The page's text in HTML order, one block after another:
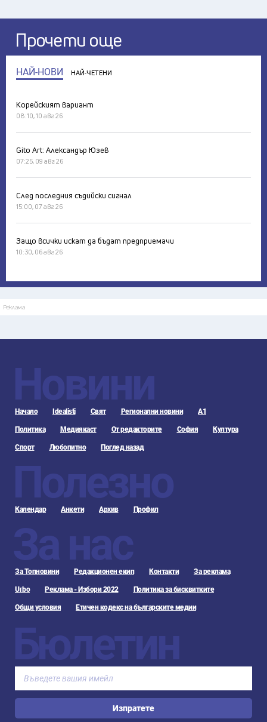
Прочети още
НАЙ-НОВИ НАЙ-ЧЕТЕНИ
Корейският вариант
08:10, 10 авг 26
Gito Art: Александър Юзев
07:25, 09 авг 26
След последния съдийски сигнал
15:00, 07 авг 26
Защо всички искат да бъдат предприемачи
10:30, 06 авг 26
Реклама
Новини
Начало Idealisti Свят Регионални новини А1
Политика Медиякаст От редакторите София Култура
Спорт Любопитно Поглед назад
Полезно
Календар Анкети Архив Профил
За нас
За Топновини Редакционен екип Контакти За реклама
Urbo Реклама - Избори 2022 Политика за бисквитките
Общи условия Етичен кодекс на българските медии
Бюлетин
Изпратете